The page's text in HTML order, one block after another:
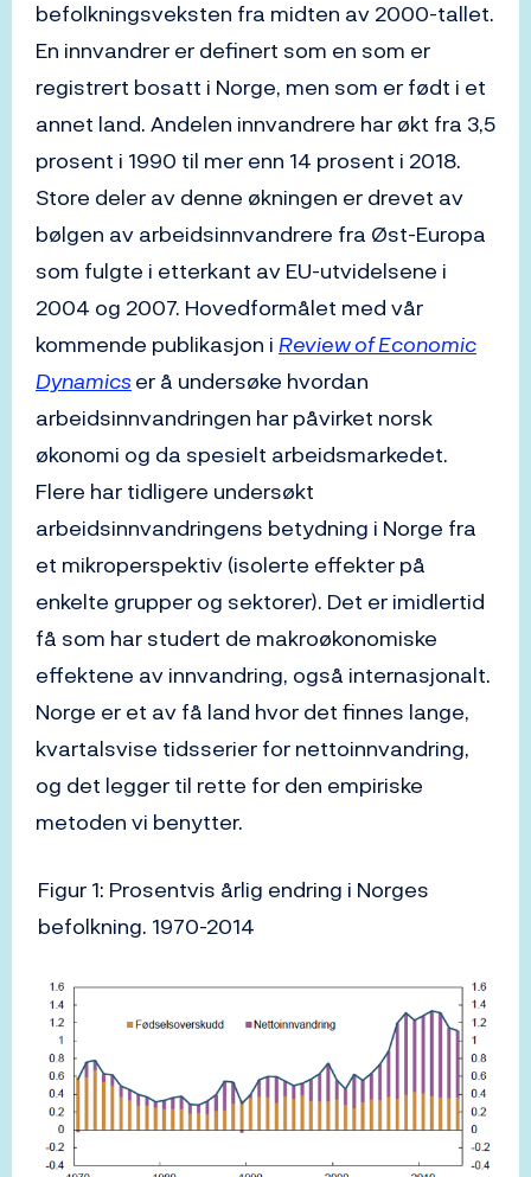
befolkningsveksten fra midten av 2000-tallet.
En innvandrer er definert som en som er
registrert bosatt i Norge, men som er født i et
annet land. Andelen innvandrere har økt fra 3,5
prosent i 1990 til mer enn 14 prosent i 2018.
Store deler av denne økningen er drevet av
bølgen av arbeidsinnvandrere fra Øst-Europa
som fulgte i etterkant av EU-utvidelsene i
2004 og 2007. Hovedformålet med vår
kommende publikasjon iReview of Economic
Dynamicser å undersøke hvordan
arbeidsinnvandringen har påvirket norsk
økonomi og da spesielt arbeidsmarkedet.
Flere har tidligere undersøkt
arbeidsinnvandringens betydning i Norge fra
et mikroperspektiv (isolerte effekter på
enkelte grupper og sektorer). Det er imidlertid
få som har studert de makroøkonomiske
effektene av innvandring, også internasjonalt.
Norge er et av få land hvor det finnes lange,
kvartalsvise tidsserier for nettoinnvandring,
og det legger til rette for den empiriske
metoden vi benytter.
Figur 1: Prosentvis årlig endring i Norges
befolkning. 1970-2014